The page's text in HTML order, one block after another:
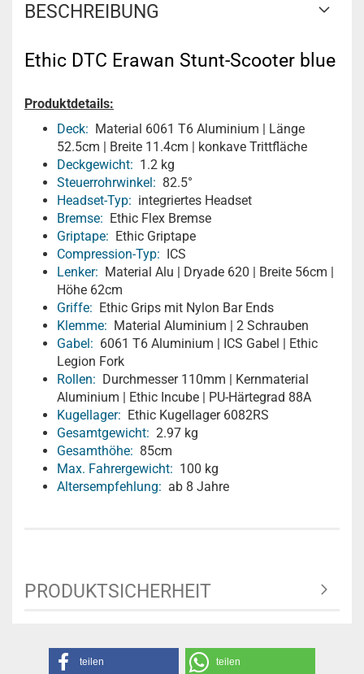
BESCHREIBUNG
Ethic DTC Erawan Stunt-Scooter blue
Produktdetails:
Deck: Material 6061 T6 Aluminium | Länge
52.5cm | Breite 11.4cm | konkave Trittfläche
Deckgewicht: 1.2 kg
Steuerrohrwinkel: 82.5°
Headset-Typ: integriertes Headset
Bremse: Ethic Flex Bremse
Griptape: Ethic Griptape
Compression-Typ: ICS
Lenker: Material Alu | Dryade 620 | Breite 56cm |
Höhe 62cm
Griffe: Ethic Grips mit Nylon Bar Ends
Klemme: Material Aluminium | 2 Schrauben
Gabel: 6061 T6 Aluminium | ICS Gabel | Ethic
Legion Fork
Rollen: Durchmesser 110mm | Kernmaterial
Aluminium | Ethic Incube | PU-Härtegrad 88A
Kugellager: Ethic Kugellager 6082RS
Gesamtgewicht: 2.97 kg
Gesamthöhe: 85cm
Max. Fahrergewicht: 100 kg
Altersempfehlung: ab 8 Jahre
PRODUKTSICHERHEIT
teilen teilen